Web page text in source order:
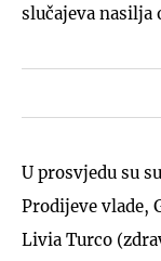
slučajeva nasilja
U prosvjedu su
Prodijeve vlade,
Livia Turco